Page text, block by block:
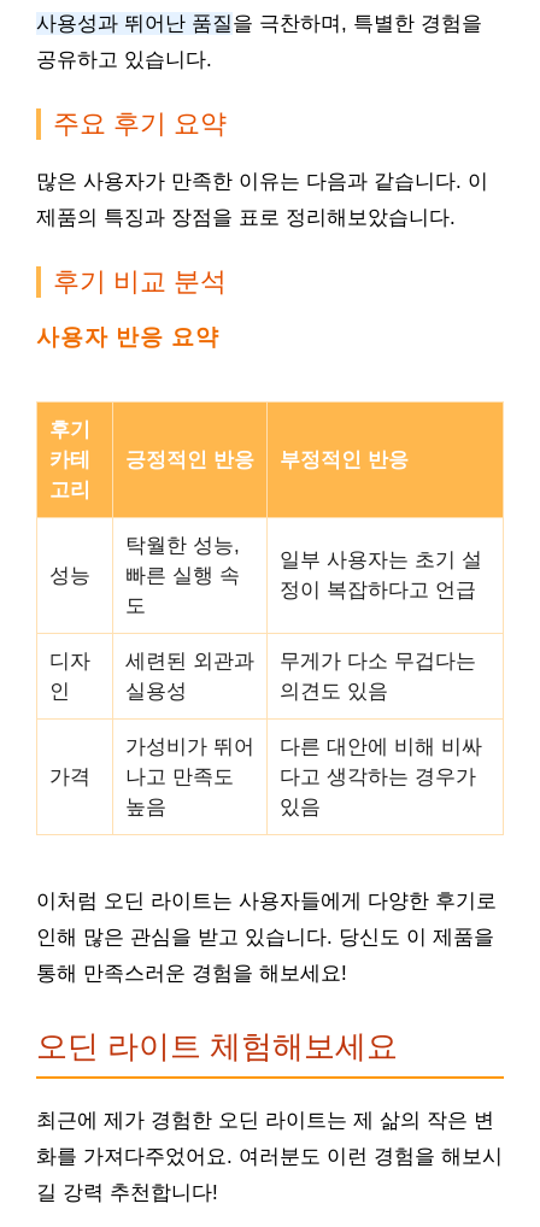
사용성과 뛰어난 품질을 극찬하며, 특별한 경험을
공유하고 있습니다.
주요 후기 요약
많은 사용자가 만족한 이유는 다음과 같습니다. 이
제품의 특징과 장점을 표로 정리해보았습니다.
후기 비교 분석
사용자 반응 요약
후기
카테
고리
긍정적인 반응 부정적인 반응
성능
탁월한 성능,
빠른 실행 속
도
일부 사용자는 초기 설
정이 복잡하다고 언급
디자
인
세련된 외관과
실용성
무게가 다소 무겁다는
의견도 있음
가격
가성비가 뛰어
나고 만족도
높음
다른 대안에 비해 비싸
다고 생각하는 경우가
있음
이처럼 오딘 라이트는 사용자들에게 다양한 후기로
인해 많은 관심을 받고 있습니다. 당신도 이 제품을
통해 만족스러운 경험을 해보세요!
오딘 라이트 체험해보세요
최근에 제가 경험한 오딘 라이트는 제 삶의 작은 변
화를 가져다주었어요. 여러분도 이런 경험을 해보시
길 강력 추천합니다!